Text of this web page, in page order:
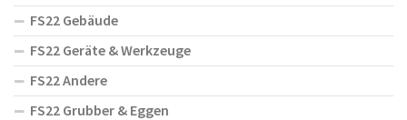
FS22 Gebäude
FS22 Geräte & Werkzeuge
FS22 Andere
FS22 Grubber & Eggen